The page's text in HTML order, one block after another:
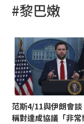
#黎巴嫩
范斯4/11與伊朗會
稱對達成協議「非常